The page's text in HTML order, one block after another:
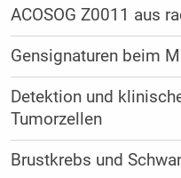
ACOSOG Z0011 aus
Gensignaturen beim
Detektion und
Tumorzellen
Brustkrebs und